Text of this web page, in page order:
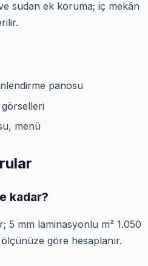
sudan ek koruma; iç mekân
panosu
menü
kadar?
5 mm laminasyonlu m² 1.050
göre hesaplanır.